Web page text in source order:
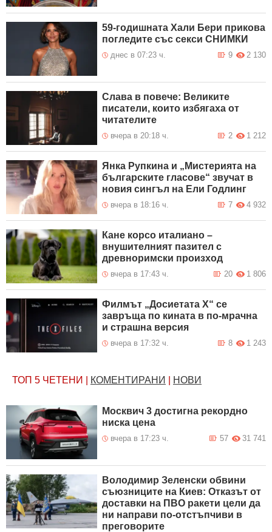
59-годишната Хали Бери прикова
погледите със секси СНИМКИ
днес в 07:23 ч. 2 130
9
Слава в повече: Великите
писатели, които избягаха от
читателите
вчера в 20:18 ч. 1 212
2
Янка Рупкина и „Мистерията на
българските гласове“ звучат в
новия сингъл на Ели Годлинг
вчера в 18:16 ч. 4 932
7
Кане корсо италиано –
внушителният пазител с
древноримски произход
вчера в 17:43 ч. 1 806
20
Филмът „Досиетата Х“ се
завръща по кината в по-мрачна
и страшна версия
вчера в 17:32 ч. 1 243
8
ТОП 5 ЧЕТЕНИ КОМЕНТИРАНИ НОВИ
Москвич 3 достигна рекордно
ниска цена
вчера в 17:23 ч. 31 741
57
Володимир Зеленски обвини
съюзниците на Киев: Отказът от
доставки на ПВО ракети цели да
ни направи по-отстъпчиви в
преговорите